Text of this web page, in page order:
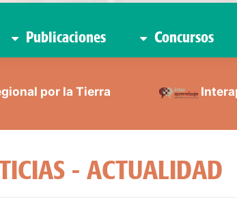
Publicaciones Concursos
por la Tierra
- ACTUALIDAD